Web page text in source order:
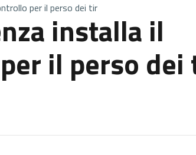
per il perso dei tir
installa il
il perso dei